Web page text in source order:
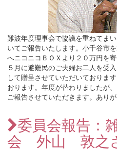
難波年度理事会で協議を重ねてま
いてご報告いたします。小千谷市
へニコニコＢＯＸより２０万円を
５月に避難民のご夫婦お二人を受
して贈呈させていただいておりま
おります。年度が替わりましたが
ご報告させていただきます。ありが
委員会報告：
会 外山 敦之